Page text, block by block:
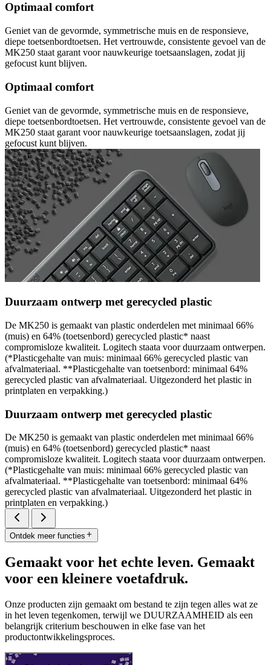
Optimaal comfort
Geniet van de gevormde, symmetrische muis en de responsieve,
diepe toetsenbordtoetsen. Het vertrouwde, consistente gevoel van de
MK250 staat garant voor nauwkeurige toetsaanslagen, zodat jij
gefocust kunt blijven.
Optimaal comfort
Geniet van de gevormde, symmetrische muis en de responsieve,
diepe toetsenbordtoetsen. Het vertrouwde, consistente gevoel van de
MK250 staat garant voor nauwkeurige toetsaanslagen, zodat jij
gefocust kunt blijven.
Duurzaam ontwerp met gerecycled plastic
De MK250 is gemaakt van plastic onderdelen met minimaal 66%
(muis) en 64% (toetsenbord) gerecycled plastic* naast
compromisloze kwaliteit. Logitech staata voor duurzaam ontwerpen.
(*Plasticgehalte van muis: minimaal 66% gerecycled plastic van
afvalmateriaal. **Plasticgehalte van toetsenbord: minimaal 64%
gerecycled plastic van afvalmateriaal. Uitgezonderd het plastic in
printplaten en verpakking.)
Duurzaam ontwerp met gerecycled plastic
De MK250 is gemaakt van plastic onderdelen met minimaal 66%
(muis) en 64% (toetsenbord) gerecycled plastic* naast
compromisloze kwaliteit. Logitech staata voor duurzaam ontwerpen.
(*Plasticgehalte van muis: minimaal 66% gerecycled plastic van
afvalmateriaal. **Plasticgehalte van toetsenbord: minimaal 64%
gerecycled plastic van afvalmateriaal. Uitgezonderd het plastic in
printplaten en verpakking.)
Ontdek meer functies
Gemaakt voor het echte leven. Gemaakt
voor een kleinere voetafdruk.
Onze producten zijn gemaakt om bestand te zijn tegen alles wat ze
in het leven tegenkomen, terwijl we DUURZAAMHEID als een
belangrijk criterium beschouwen in elke fase van het
productontwikkelingsproces.